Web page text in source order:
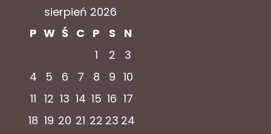
sierpień 2026
P W Ś C P S
N
1
2
3
4
5 6 7 8 9 10
11 12 13 14 15 16 17
18 19 20 21 22 23 24